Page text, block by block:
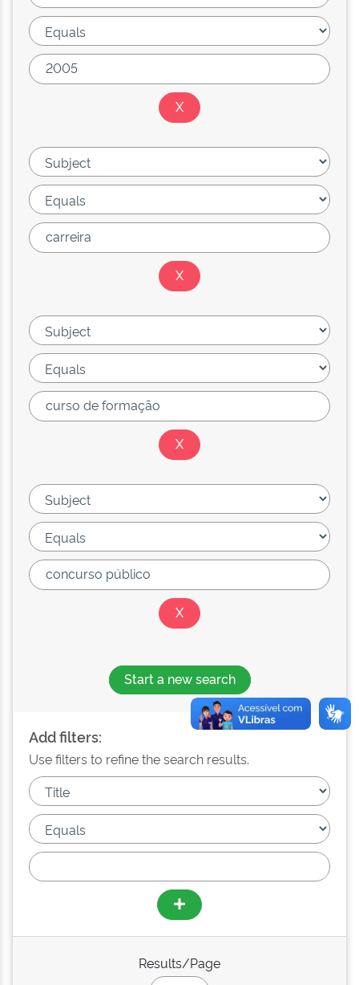
Start a new search
Add filters:
Use filters to refine the search results.
Results/Page